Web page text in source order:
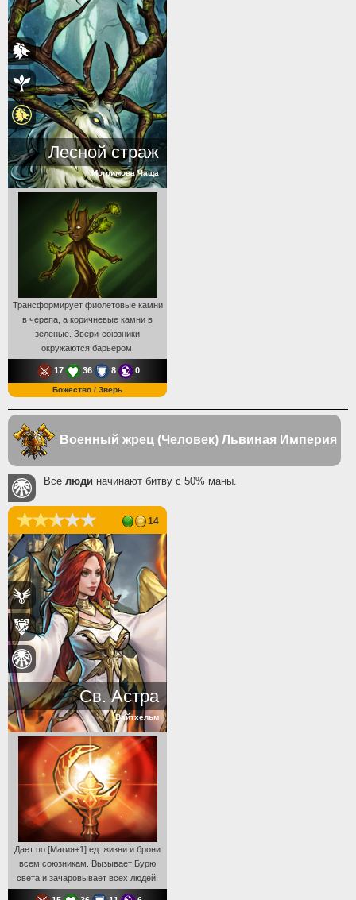
Лесной страж
Могримова Чаща
Трансформирует фиолетовые камни
в черепа, а коричневые камни в
зеленые. Звери-союзники
окружаются барьером.
17 36 8 0
Божество / Зверь
Военный жрец (Человек) Львиная Империя
Все люди начинают битву с 50% маны.
14
Св. Астра
Вайтхельм
Дает по [Магия+1] ед. жизни и брони
всем союзникам. Вызывает Бурю
света и зачаровывает всех людей.